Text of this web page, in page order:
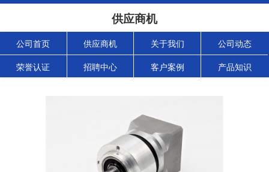
供应商机
公司首页 供应商机 关于我们 公司动态
荣誉认证 招聘中心 客户案例 产品知识